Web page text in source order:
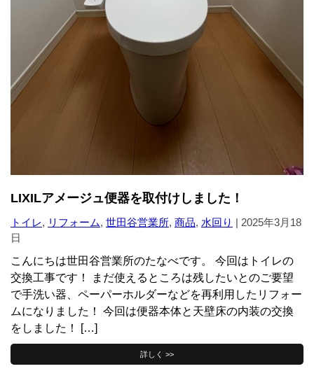
LIXILアメージュ便器を取付けしました！
トイレ, リフォーム, 世田谷営業所, 商品, 水回り | 2025年3月18
日
こんにちは世田谷営業所のたなべです。 今回はトイレの
交換工事です！ まだ使えるところは残したいとのご要望
で手洗い器、ペーパーホルダーなどを再利用したリフォー
ムになりました！ 今回は便器本体と天壁床の内装の交換
をしました！ […]
詳しく >>